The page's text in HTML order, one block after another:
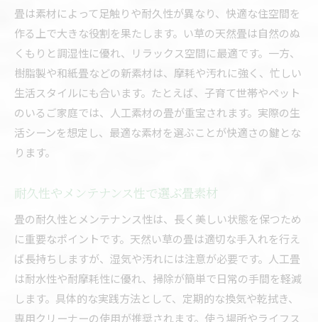
畳は素材によって足触りや耐久性が異なり、快適な住空間を
作る上で大きな役割を果たします。い草の天然畳は自然のぬ
くもりと調湿性に優れ、リラックス空間に最適です。一方、
樹脂製や和紙畳などの新素材は、摩耗や汚れに強く、忙しい
生活スタイルにも合います。たとえば、子育て世帯やペット
のいるご家庭では、人工素材の畳が重宝されます。実際の生
活シーンを想定し、最適な素材を選ぶことが快適さの鍵とな
ります。
耐久性やメンテナンス性で選ぶ畳素材
畳の耐久性とメンテナンス性は、長く美しい状態を保つため
に重要なポイントです。天然い草の畳は適切な手入れを行え
ば長持ちしますが、湿気や汚れには注意が必要です。人工畳
は耐水性や耐摩耗性に優れ、掃除が簡単で日常の手間を軽減
します。具体的な実践方法として、定期的な換気や乾拭き、
専用クリーナーの使用が推奨されます。使う場所やライフス